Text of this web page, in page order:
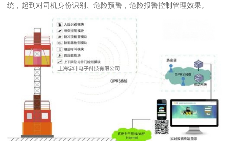
统，起到对司机身份识别、危险预警，危险报警控制管理效果。